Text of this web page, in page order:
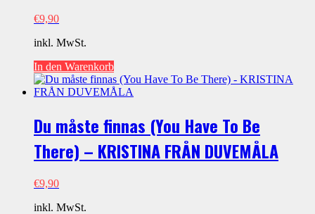
€9,90
inkl. MwSt.
In den Warenkorb
Du måste finnas (You Have To Be
There) – KRISTINA FRÅN DUVEMÅLA
€9,90
inkl. MwSt.